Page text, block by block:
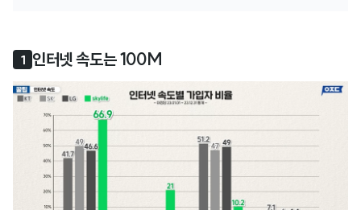
1 인터넷 속도는 100M